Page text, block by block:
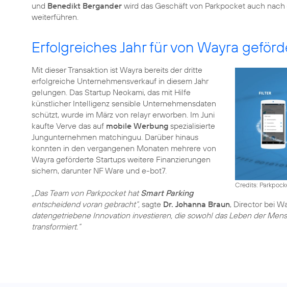
und Benedikt Bergander wird das Geschäft von Parkpocket auch
weiterführen.
Erfolgreiches Jahr für von Wayra
Credits:
Mit dieser Transaktion ist Wayra bereits der dritte
erfolgreiche Unternehmensverkauf in diesem Jahr
gelungen. Das Startup Neokami, das mit Hilfe
künstlicher Intelligenz sensible Unternehmensdaten
schützt, wurde im März von relayr erworben. Im Juni
kaufte Verve das auf mobile Werbung spezialisierte
Jungunternehmen matchinguu. Darüber hinaus
konnten in den vergangenen Monaten mehrere von
Wayra geförderte Startups weitere Finanzierungen
sichern, darunter NF Ware und e-bot7.
„Das Team von Parkpocket hatSmart Parking
entscheidend voran gebracht“, sagte Dr. Johanna Braun, Director bei
datengetriebene Innovation investieren, die sowohl das Leben der
transformiert.“